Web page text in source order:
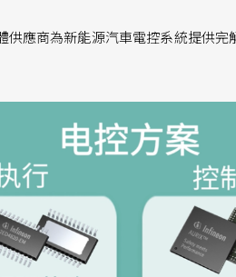
應商為新能源汽車電控系統提供完